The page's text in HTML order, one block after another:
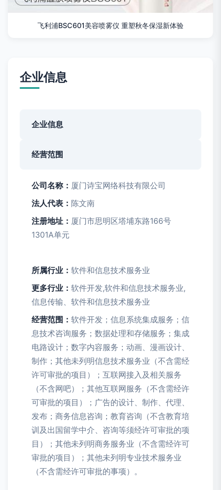
飞利浦BSC601美容喷雾仪 重塑秋冬保湿新体验
企业信息
企业信息
经营范围
公司名称： 厦门诗宝网络科技有限公司
法人代表： 陈文南
注册地址： 厦门市思明区塔埔东路166号
1301A单元
所属行业： 软件和信息技术服务业
更多行业： 软件开发,软件和信息技术服务业,
信息传输、软件和信息技术服务业
经营范围： 软件开发；信息系统集成服务；信
息技术咨询服务；数据处理和存储服务；集成
电路设计；数字内容服务；动画、漫画设计、
制作；其他未列明信息技术服务业（不含需经
许可审批的项目）；互联网接入及相关服务
（不含网吧）；其他互联网服务（不含需经许
可审批的项目）；广告的设计、制作、代理、
发布；商务信息咨询；教育咨询（不含教育培
训及出国留学中介、咨询等须经许可审批的项
目）；其他未列明商务服务业（不含需经许可
审批的项目）；其他未列明专业技术服务业
（不含需经许可审批的事项）。